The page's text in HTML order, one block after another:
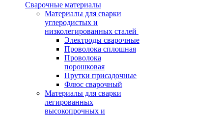
Сварочные материалы
Материалы для сварки
углеродистых и
низколегированных сталей
Электроды сварочные
Проволока сплошная
Проволока
порошковая
Прутки присадочные
Флюс сварочный
Материалы для сварки
легированных
высокопрочных и